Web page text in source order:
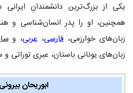
یکی از بزرگ‌ترین دانشمندانِ
همچنین، او را پدرِ انسان‌شناسی و
زبان‌های خوارزمی،فارسی،عربی، و
زبان‌های یونانی باستان، عبری توراتی
ابوریحان بیرونی